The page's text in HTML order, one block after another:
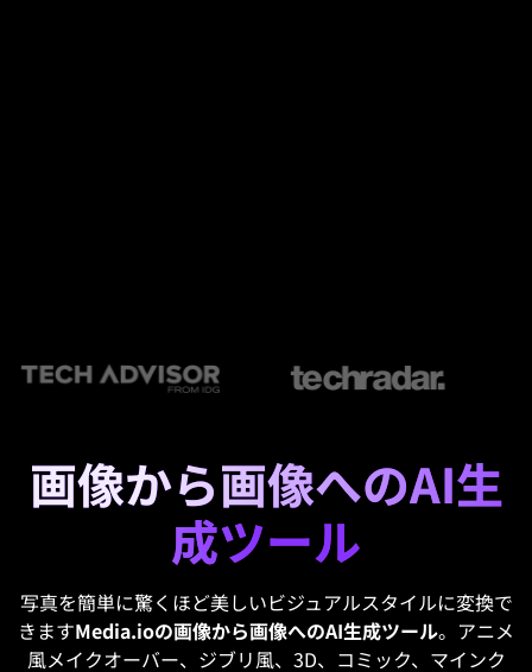
画像から画像へのAI生
成ツール
写真を簡単に驚くほど美しいビジュアルスタイルに変換で
きますMedia.ioの画像から画像へのAI生成ツール。アニメ
風メイクオーバー、ジブリ風、3D、コミック、マインク